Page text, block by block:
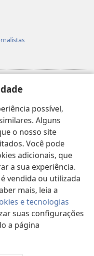
possível,
Alguns
o nosso site
Você pode
adicionais, que
a sua experiência.
vendida ou utilizada
mais, leia a
e tecnologias
suas configurações
a página
Society of Pennsylvania.